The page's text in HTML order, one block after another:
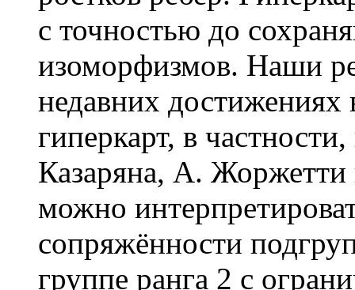
с точностью до
изоморфизмов. Наши
недавних достижениях
гиперкарт, в
Казаряна, А. Жоржетти
можно
сопряжённости
группе ранга 2 с